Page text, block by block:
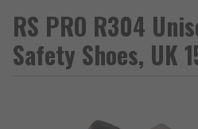
RS PRO R304
Safety Shoes, UK